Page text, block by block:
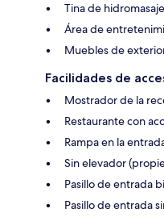
Tina de hidromasaje
Área de
Muebles de
Facilidades de
Mostrador de la
Restaurante con
Rampa en la
Sin elevador
Pasillo de entrada
Pasillo de entrada